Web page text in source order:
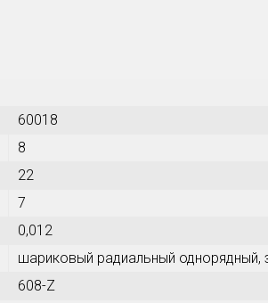
60018
8
22
7
0,012
шариковый радиальный
608-Z